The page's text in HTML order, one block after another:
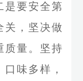
是要安全第
关，坚决做
质量。坚持
味多样，